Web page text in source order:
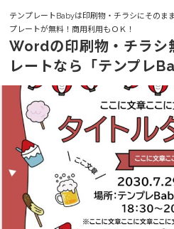
テンプレートBabyは印刷物・チラシにそのま
プレートが無料！商用利用もＯＫ！
Wordの印刷物・チラシ
レートなら「テンプレ